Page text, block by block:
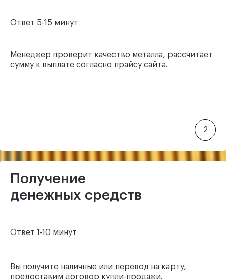
Ответ 5-15 минут
Менеджер проверит качество металла, рассчитает
сумму к выплате согласно прайсу сайта.
2
Получение
денежных средств
Ответ 1-10 минут
Вы получите наличные или перевод на карту,
предоставим договор купли-продажи.